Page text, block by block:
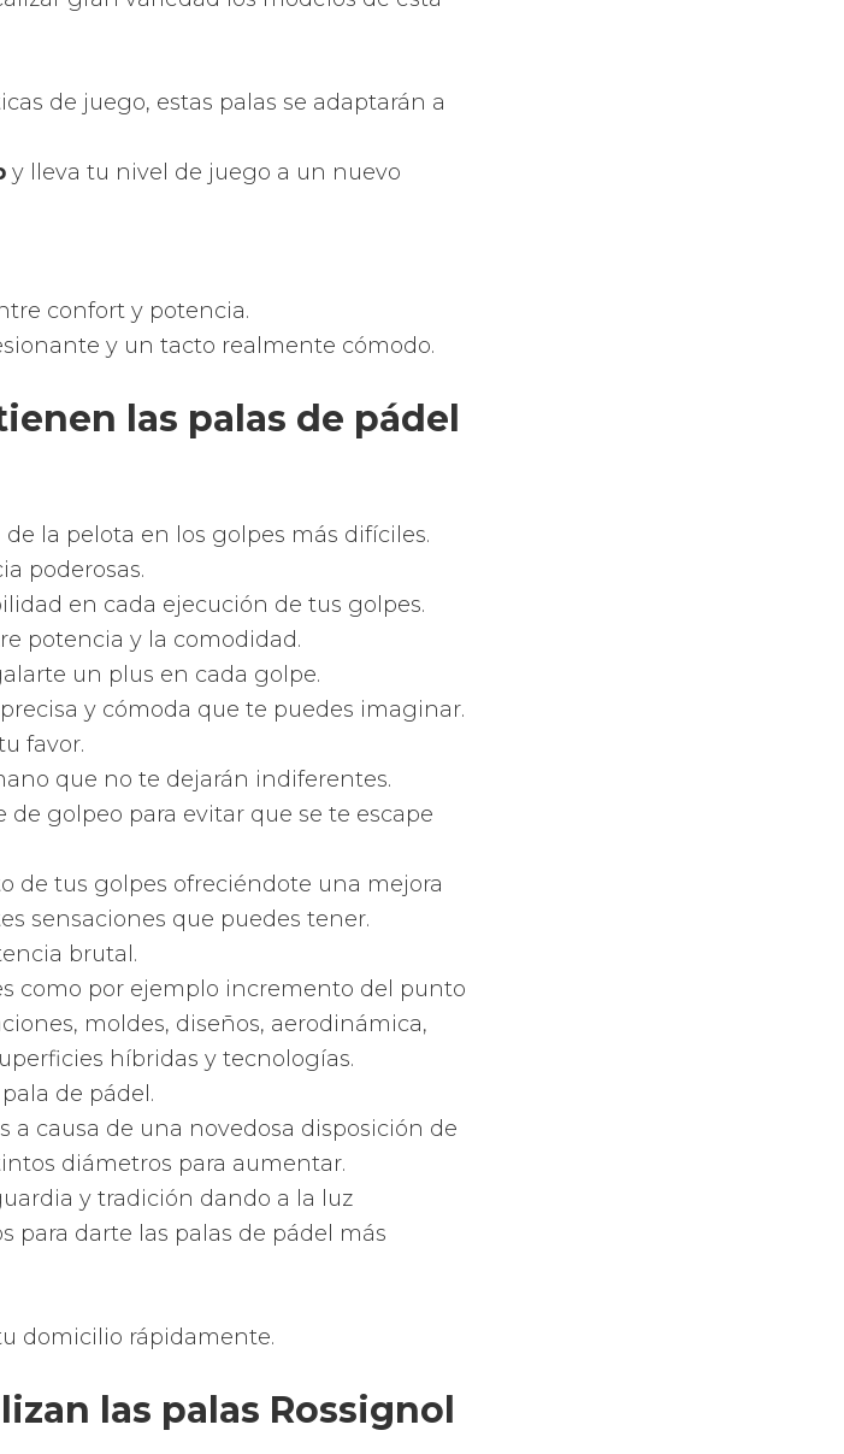
pala de pádel. Da igual si la quieres
gran variedad los modelos de esta
de juego, estas palas se adaptarán a
y lleva tu nivel de juego a un nuevo
confort y potencia.
las palas de pádel